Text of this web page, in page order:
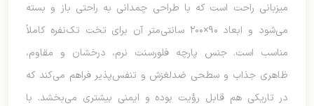
میزبانی راحت است که با طراحی چمدانی به راحتی باز و بسته
می‌شود و ابعاد ۹۰×۲۰۰ سانتی‌متر آن برای تخت تک‌نفره کاملاً
مناسب است. جنس پارچه فلورسنت نرم، درخشان و مقاوم،
ظاهری جذاب و سطحی ضدلغزش و تنفس‌پذیر فراهم می‌کند که
در تاریکی هم قابل رؤیت بوده و ایمنی بیشتری می‌بخشد. با